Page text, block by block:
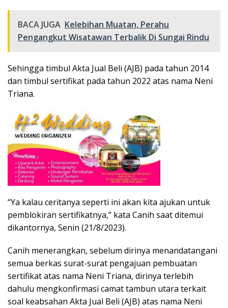
BACA JUGA Kelebihan Muatan, Perahu
Pengangkut Wisatawan Terbalik Di Sungai Rindu
Sehingga timbul Akta Jual Beli (AJB) pada tahun 2014
dan timbul sertifikat pada tahun 2022 atas nama Neni
Triana.
“Ya kalau ceritanya seperti ini akan kita ajukan untuk
pemblokiran sertifikatnya,” kata Canih saat ditemui
dikantornya, Senin (21/8/2023).
Canih menerangkan, sebelum dirinya menandatangani
semua berkas surat-surat pengajuan pembuatan
sertifikat atas nama Neni Triana, dirinya terlebih
dahulu mengkonfirmasi camat tambun utara terkait
soal keabsahan Akta Jual Beli (AJB) atas nama Neni